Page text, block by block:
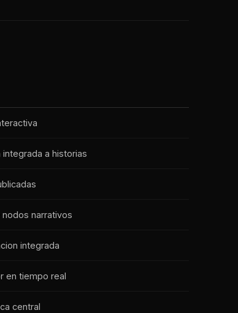
integrada a historias
narrativos
integrada
en tiempo real
central